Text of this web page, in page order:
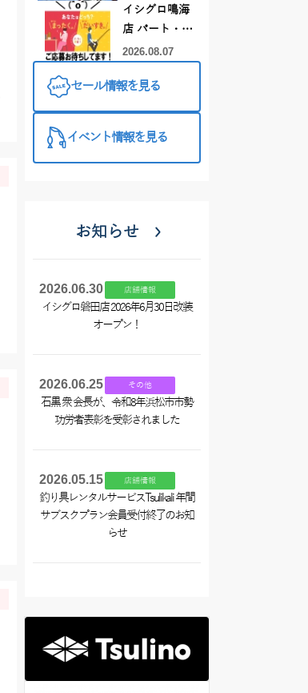
ーダー偏光グ
ラス受注会～
イシグロ鳴海
店 パート・ア
ルバイトスタ
募集中！
2026.08.07
セール情報を見る
イベント情報を見る
お知らせ
2026.06.30 店舗情報
イシグロ磐田店 2026年6月30日改装
オープン！
2026.06.25 その他
石黒 衆 会長が、令和8年浜松市市勢
功労者表彰を受彰されました
2026.05.15 店舗情報
釣り具レンタルサービスTsulikali 年間
サブスクプラン会員受付終了のお知
らせ